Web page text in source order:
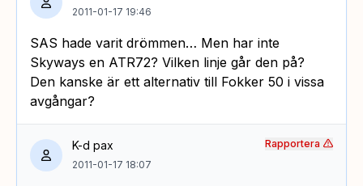
2011-01-17 19:46
SAS hade varit drömmen… Men har inte
Skyways en ATR72? Vilken linje går den på?
Den kanske är ett alternativ till Fokker 50 i vissa
avgångar?
K-d pax
2011-01-17 18:07
Rapportera